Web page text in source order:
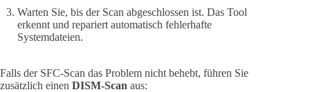
Warten Sie, bis der Scan abgeschlossen ist. Das Tool
erkennt und repariert automatisch fehlerhafte
Systemdateien.
Falls der SFC-Scan das Problem nicht behebt, führen Sie
zusätzlich einen DISM-Scan aus: